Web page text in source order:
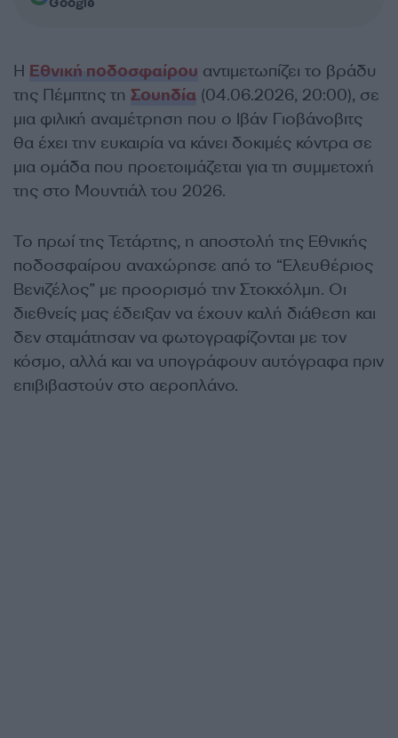
Η Εθνική ποδοσφαίρου αντιμετωπίζει το βράδυ
της Πέμπτης τη Σουηδία (04.06.2026, 20:00), σε
μια φιλική αναμέτρηση που ο Ιβάν Γιοβάνοβιτς
θα έχει την ευκαιρία να κάνει δοκιμές κόντρα σε
μια ομάδα που προετοιμάζεται για τη συμμετοχή
της στο Μουντιάλ του 2026.
Το πρωί της Τετάρτης, η αποστολή της Εθνικής
ποδοσφαίρου αναχώρησε από το “Ελευθέριος
Βενιζέλος” με προορισμό την Στοκχόλμη. Οι
διεθνείς μας έδειξαν να έχουν καλή διάθεση και
δεν σταμάτησαν να φωτογραφίζονται με τον
κόσμο, αλλά και να υπογράφουν αυτόγραφα πριν
επιβιβαστούν στο αεροπλάνο.